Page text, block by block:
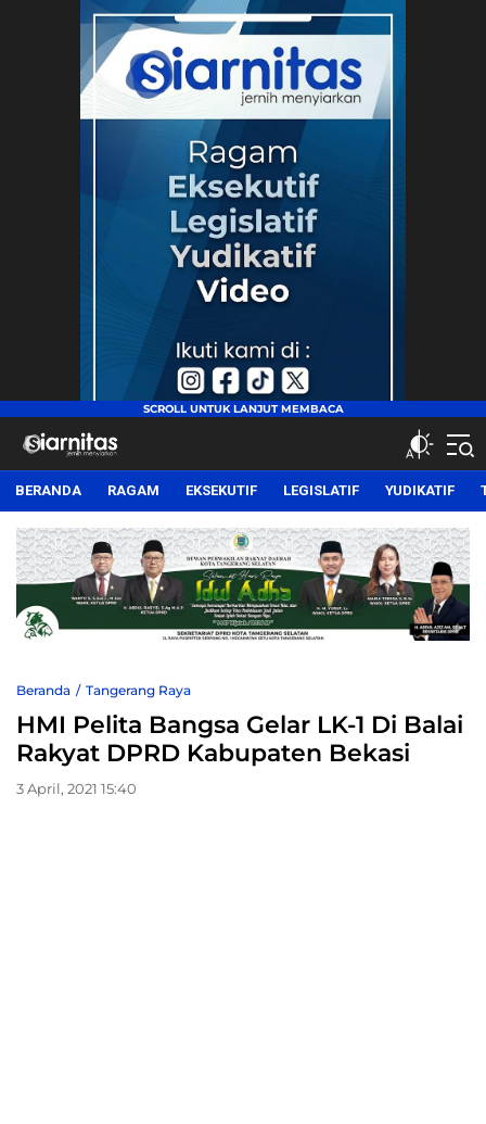
siarnitas
Jernih Menyiarkan
BERANDA RAGAM EKSEKUTIF LEGISLATIF YUDIKATIF
Beranda Tangerang Raya
HMI Pelita Bangsa Gelar LK-1 Di Balai
Rakyat DPRD Kabupaten Bekasi
3 April, 2021 15:40